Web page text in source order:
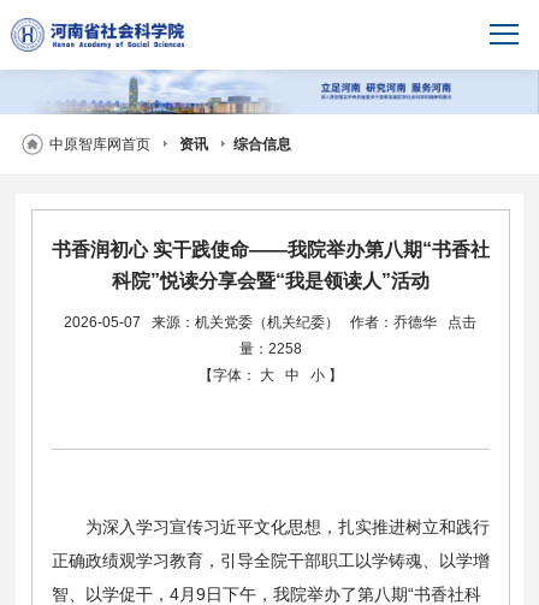
中原智库网首页 资讯 综合信息
书香润初心 实干践使命——我院举办第八期“书香社
科院”悦读分享会暨“我是领读人”活动
2026-05-07 来源：机关党委（机关纪委） 作者：乔德华
点击
量：2258
【字体：
大 中 小 】
为深入学习宣传习近平文化思想，扎实推进树立和践行
正确政绩观学习教育，引导全院干部职工以学铸魂、以学增
智、以学促干，4月9日下午，我院举办了第八期“书香社科